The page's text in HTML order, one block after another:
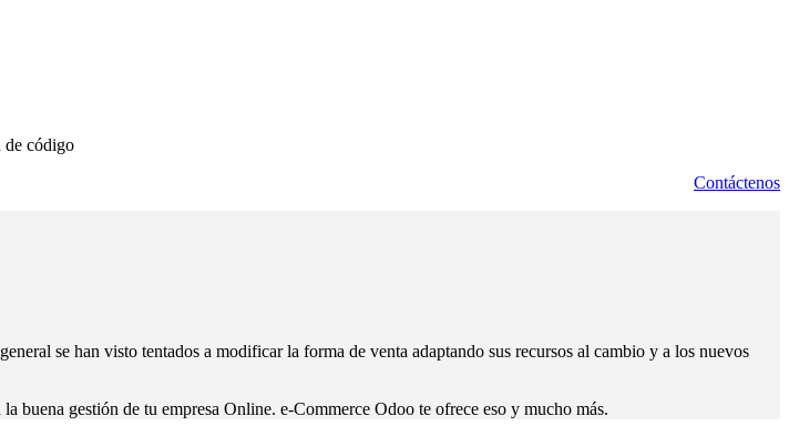
de código
Contáctenos
se han visto tentados a modificar la forma de venta adaptando sus recursos al cambio y a los nuevos
gestión de tu empresa Online. e-Commerce Odoo te ofrece eso y mucho más.